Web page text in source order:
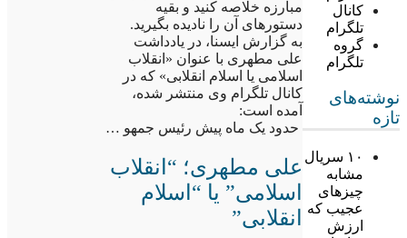
کانال
تلگرام
گروه
تلگرام
نوشته‌های
تازه
۱۰ سریال
مشابه
چیزهای
عجیب که
ارزش
مبارزه خلاصه کنید و بقیه
دستورهای آن را نادیده بگیرید.
به گزارش ایسنا، در یادداشت
علی مطهری با عنوان «انقلاب
اسلامی یا اسلام انقلابی» که در
کانال تلگرام وی منتشر شده،
آمده است:
حدود یک ماه پیش رئیس جمهو …
علی مطهرى؛ “انقلاب
اسلامی” یا “اسلام
انقلابی”